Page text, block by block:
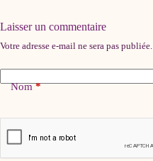
Laisser un commentaire
Votre adresse e-mail ne sera pas publiée.
Nom*